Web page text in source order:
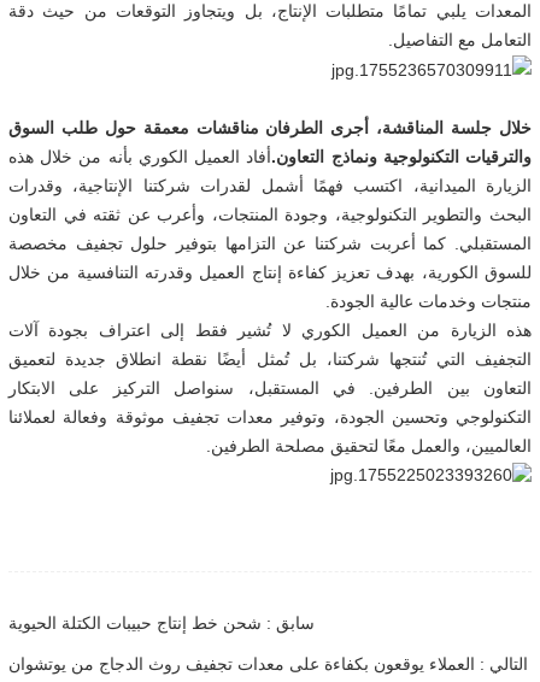
المعدات يلبي تمامًا متطلبات الإنتاج، بل ويتجاوز التوقعات من حيث دقة
التعامل مع التفاصيل.
خلال جلسة المناقشة، أجرى الطرفان مناقشات معمقة حول طلب السوق
والترقيات التكنولوجية ونماذج التعاون.أفاد العميل الكوري بأنه من خلال هذه
الزيارة الميدانية، اكتسب فهمًا أشمل لقدرات شركتنا الإنتاجية، وقدرات
البحث والتطوير التكنولوجية، وجودة المنتجات، وأعرب عن ثقته في التعاون
المستقبلي. كما أعربت شركتنا عن التزامها بتوفير حلول تجفيف مخصصة
للسوق الكورية، بهدف تعزيز كفاءة إنتاج العميل وقدرته التنافسية من خلال
منتجات وخدمات عالية الجودة.
هذه الزيارة من العميل الكوري لا تُشير فقط إلى اعتراف بجودة آلات
التجفيف التي تُنتجها شركتنا، بل تُمثل أيضًا نقطة انطلاق جديدة لتعميق
التعاون بين الطرفين. في المستقبل، سنواصل التركيز على الابتكار
التكنولوجي وتحسين الجودة، وتوفير معدات تجفيف موثوقة وفعالة لعملائنا
العالميين، والعمل معًا لتحقيق مصلحة الطرفين.
سابق : شحن خط إنتاج حبيبات الكتلة الحيوية
التالي : العملاء يوقعون بكفاءة على معدات تجفيف روث الدجاج من يوتشوان